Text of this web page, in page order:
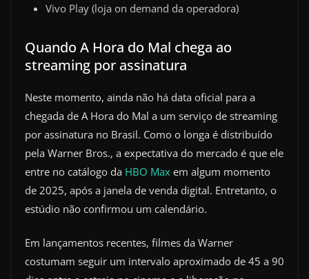
Vivo Play (loja on demand da operadora)
Quando A Hora do Mal chega ao
streaming por assinatura
Neste momento, ainda não há data oficial para a
chegada de A Hora do Mal a um serviço de streaming
por assinatura no Brasil. Como o longa é distribuído
pela Warner Bros., a expectativa do mercado é que ele
entre no catálogo da HBO Max em algum momento
de 2025, após a janela de venda digital. Entretanto, o
estúdio não confirmou um calendário.
Em lançamentos recentes, filmes da Warner
costumam seguir um intervalo aproximado de 45 a 90